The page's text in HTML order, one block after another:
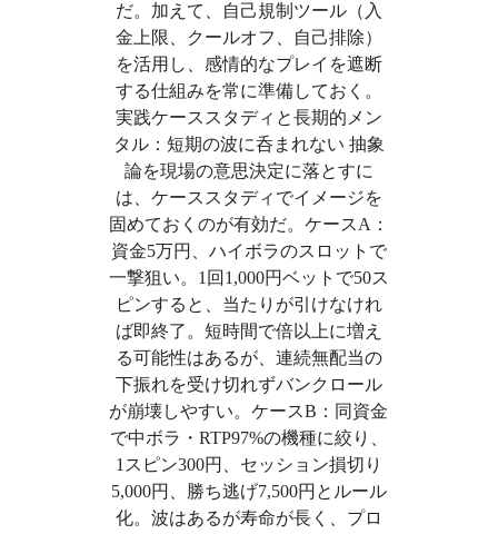
だ。加えて、自己規制ツール（入
金上限、クールオフ、自己排除）
を活用し、感情的なプレイを遮断
する仕組みを常に準備しておく。
実践ケーススタディと長期的メン
タル：短期の波に呑まれない 抽象
論を現場の意思決定に落とすに
は、ケーススタディでイメージを
固めておくのが有効だ。ケースA：
資金5万円、ハイボラのスロットで
一撃狙い。1回1,000円ベットで50ス
ピンすると、当たりが引けなけれ
ば即終了。短時間で倍以上に増え
る可能性はあるが、連続無配当の
下振れを受け切れずバンクロール
が崩壊しやすい。ケースB：同資金
で中ボラ・RTP97%の機種に絞り、
1スピン300円、セッション損切り
5,000円、勝ち逃げ7,500円とルール
化。波はあるが寿命が長く、プロ